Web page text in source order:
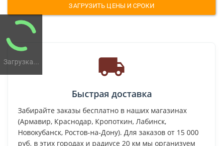
Загрузка...
ЗАГРУЗИТЬ ЦЕНЫ И СРОКИ
Быстрая доставка
Забирайте заказы бесплатно в наших магазинах
(Армавир, Краснодар, Кропоткин, Лабинск,
Новокубанск, Ростов-на-Дону). Для заказов от 15 000
руб. в этих городах и радиусе 20 км мы организуем